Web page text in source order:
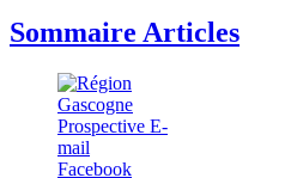
Sommaire Articles